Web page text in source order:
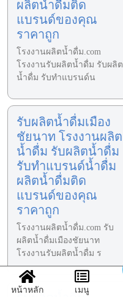
ผลิตน้ำดื่มติด
แบรนด์ของคุณ
ราคาถูก
โรงงานผลิตน้ำดื่ม.com
โรงงานรับผลิตน้ำดื่ม รับผลิต
น้ำดื่ม รับทำแบรนด์น
รับผลิตน้ำดื่มเมือง
ชัยนาท โรงงานผลิต
น้ำดื่ม รับผลิตน้ำดื่ม
รับทำแบรนด์น้ำดื่ม
ผลิตน้ำดื่มติด
แบรนด์ของคุณ
ราคาถูก
โรงงานผลิตน้ำดื่ม.com รับ
ผลิตน้ำดื่มเมืองชัยนาท
โรงงานรับผลิตน้ำดื่ม ร
หน้าหลัก เมนู